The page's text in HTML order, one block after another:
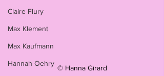
Claire Flury
Max Klement
Max Kaufmann
Hannah Oehry
© Hanna Girard